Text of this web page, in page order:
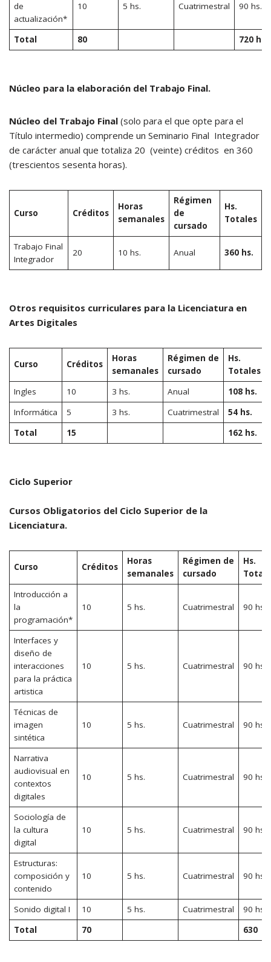
de
actualización*
10 5 hs. Cuatrimestral 90 hs.
Total 80 720 hs.
Núcleo para la elaboración del Trabajo Final.
Núcleo del Trabajo Final (solo para el que opte para el
Título intermedio) comprende un Seminario Final Integrador
de carácter anual que totaliza 20 (veinte) créditos en 360
(trescientos sesenta horas).
Curso Créditos
Horas
semanales
Régimen
de
cursado
Hs.
Totales
Trabajo Final
Integrador
20 10 hs. Anual 360 hs.
Otros requisitos curriculares para la Licenciatura en
Artes Digitales
Curso Créditos
Horas
semanales
Régimen de
cursado
Hs.
Totales
Ingles
10 3 hs. Anual
108 hs.
Informática
5 3 hs. Cuatrimestral
54 hs.
Total
15 162 hs.
Ciclo Superior
Cursos Obligatorios del Ciclo Superior de la
Licenciatura.
Curso Créditos
Horas
semanales
Régimen de
cursado
Hs.
Introducción a
la
programación*
10 5 hs. Cuatrimestral 90 hs.
Interfaces y
diseño de
interacciones
para la práctica
artistica
10 5 hs. Cuatrimestral 90 hs.
Técnicas de
imagen
sintética
10 5 hs. Cuatrimestral 90 hs.
Narrativa
audiovisual en
contextos
digitales
10 5 hs. Cuatrimestral 90 hs.
Sociología de
la cultura
digital
10 5 hs. Cuatrimestral 90 hs.
Estructuras:
composición y
contenido
10 5 hs. Cuatrimestral 90 hs.
Sonido digital I 10 5 hs. Cuatrimestral
90 hs.
Total
70 630